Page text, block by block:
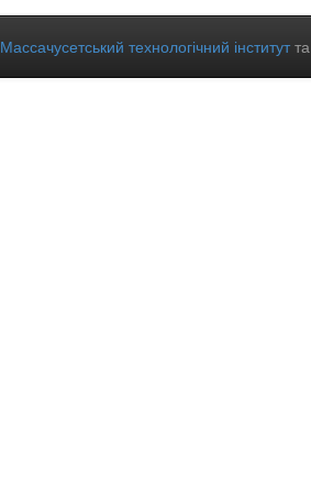
Массачусетський технологічний інститутта